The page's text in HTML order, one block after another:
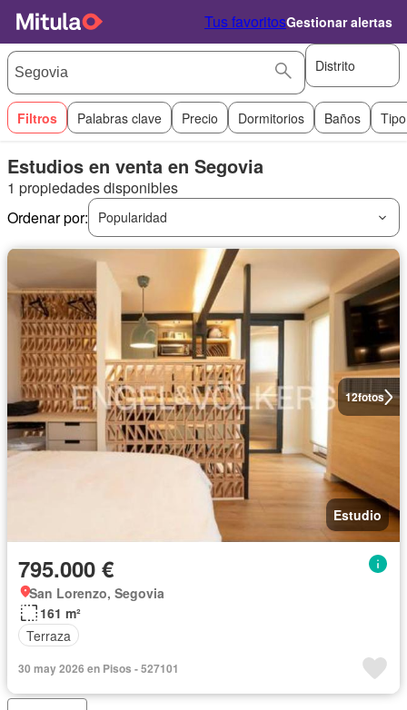
Tus favoritosGestionar alertas
Distrito
Filtros Palabras clave Precio Dormitorios Baños
Estudios en venta en Segovia
1 propiedades disponibles
Ordenar por:
Popularidad
12fotos
Estudio
795.000 €
San Lorenzo, Segovia
161 m²
Terraza
30 may 2026 en Pisos - 527101